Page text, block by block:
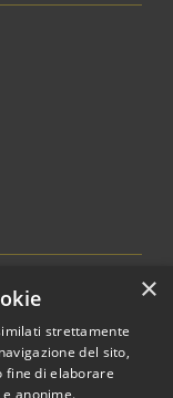
© 2026 • Comune di
di Romagna •
×
strettamente
del sito,
fine di elaborare
anonime.